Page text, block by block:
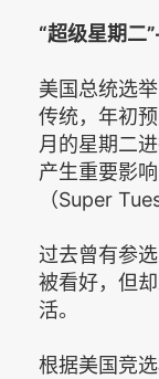
“超级星期
美国总统选
传统，年初
月的星期二
产生重要影
（Super
过去曾有参
被看好，但
活。
根据美国竞